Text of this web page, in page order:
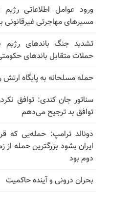
ورود عوامل اطلاعاتی
مسیرهای مهاجرتی غیرقانونی
تشدید جنگ باندهای رژیم
حملات متقابل باندهای
حمله مسلحانه به پایگاه ارتش
سناتور جان کندی: توافق
توافق بد ترجیح می‌دهم
دونالد ترامپ: حمله‌یی که
ایران بشود بزرگترین حمله
دوم بود
بحران درونی و آینده حاکمیت